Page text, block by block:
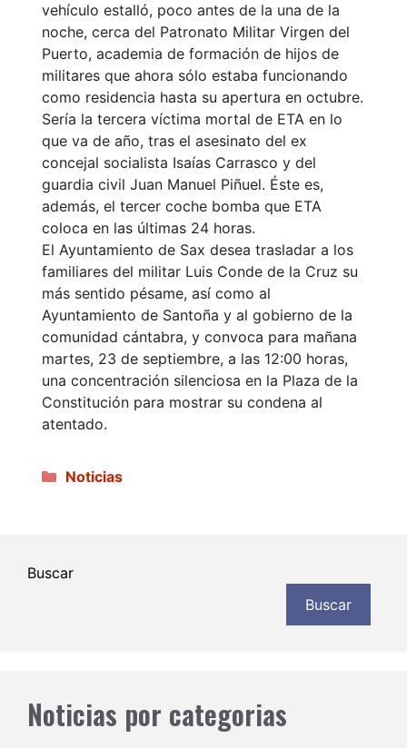
vehículo estalló, poco antes de la una de la
noche, cerca del Patronato Militar Virgen del
Puerto, academia de formación de hijos de
militares que ahora sólo estaba funcionando
como residencia hasta su apertura en octubre.
Sería la tercera víctima mortal de ETA en lo
que va de año, tras el asesinato del ex
concejal socialista Isaías Carrasco y del
guardia civil Juan Manuel Piñuel. Éste es,
además, el tercer coche bomba que ETA
coloca en las últimas 24 horas.
El Ayuntamiento de Sax desea trasladar a los
familiares del militar Luis Conde de la Cruz su
más sentido pésame, así como al
Ayuntamiento de Santoña y al gobierno de la
comunidad cántabra, y convoca para mañana
martes, 23 de septiembre, a las 12:00 horas,
una concentración silenciosa en la Plaza de la
Constitución para mostrar su condena al
atentado.
Categorías
Noticias
Buscar
Buscar
Noticias por categorias